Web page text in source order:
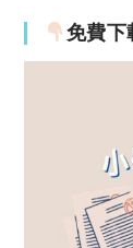
免費下